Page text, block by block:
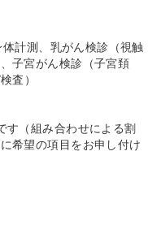
計測、乳がん検診（視触
子宮がん検診（子宮頚
査）
す（組み合わせによる割
希望の項目をお申し付け